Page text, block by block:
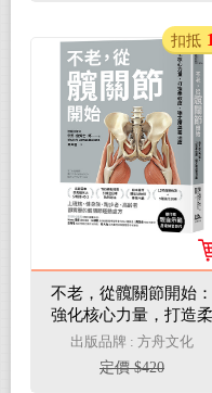
不老，從髖關節開始：
強化核心力量，打造柔
軟度、穩定度與靈活度
出版品牌 : 方舟文化
定價 $420
扣抵 1